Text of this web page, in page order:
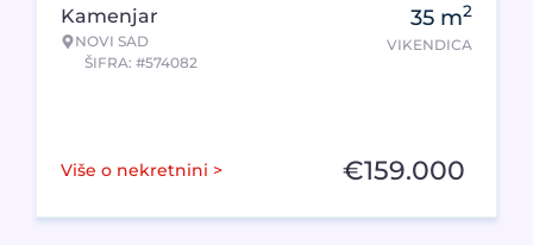
Kamenjar
NOVI SAD
ŠIFRA: #574082
35 m2
VIKENDICA
Više o nekretnini > €159.000